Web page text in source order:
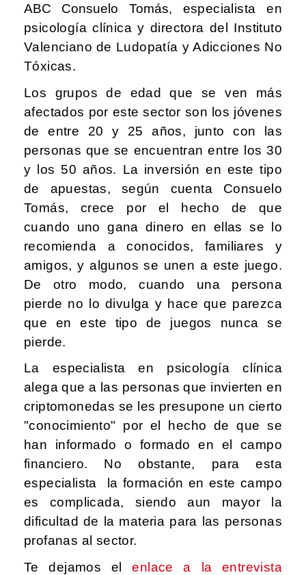
ABC Consuelo Tomás, especialista en
psicología clínica y directora del Instituto
Valenciano de Ludopatía y Adicciones No
Tóxicas.
Los grupos de edad que se ven más
afectados por este sector son los jóvenes
de entre 20 y 25 años, junto con las
personas que se encuentran entre los 30
y los 50 años. La inversión en este tipo
de apuestas, según cuenta Consuelo
Tomás, crece por el hecho de que
cuando uno gana dinero en ellas se lo
recomienda a conocidos, familiares y
amigos, y algunos se unen a este juego.
De otro modo, cuando una persona
pierde no lo divulga y hace que parezca
que en este tipo de juegos nunca se
pierde.
La especialista en psicología clínica
alega que a las personas que invierten en
criptomonedas se les presupone un cierto
"conocimiento" por el hecho de que se
han informado o formado en el campo
financiero. No obstante, para esta
especialista la formación en este campo
es complicada, siendo aun mayor la
dificultad de la materia para las personas
profanas al sector.
Te dejamos elenlace a la entrevista